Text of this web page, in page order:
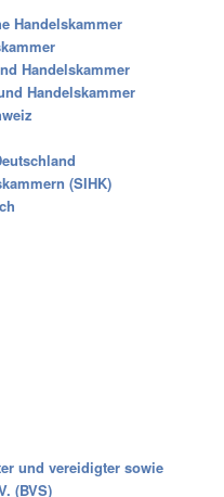
Handelskammer
Handelskammer
Handelskammer
(SIHK)
und vereidigter sowie
(BVS)